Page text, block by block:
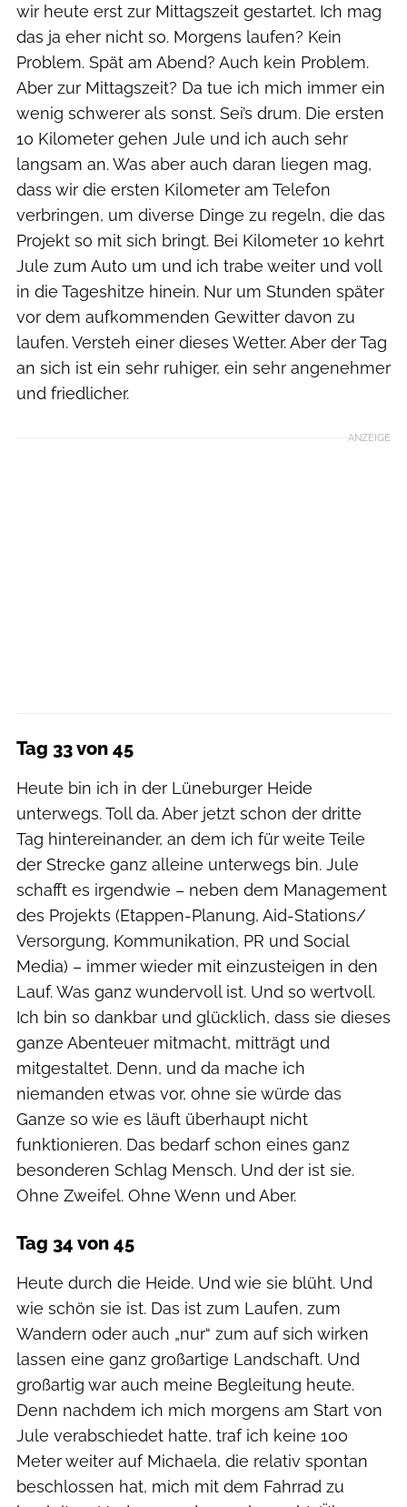
wir heute erst zur Mittagszeit gestartet. Ich mag
das ja eher nicht so. Morgens laufen? Kein
Problem. Spät am Abend? Auch kein Problem.
Aber zur Mittagszeit? Da tue ich mich immer ein
wenig schwerer als sonst. Sei’s drum. Die ersten
10 Kilometer gehen Jule und ich auch sehr
langsam an. Was aber auch daran liegen mag,
dass wir die ersten Kilometer am Telefon
verbringen, um diverse Dinge zu regeln, die das
Projekt so mit sich bringt. Bei Kilometer 10 kehrt
Jule zum Auto um und ich trabe weiter und voll
in die Tageshitze hinein. Nur um Stunden später
vor dem aufkommenden Gewitter davon zu
laufen. Versteh einer dieses Wetter. Aber der Tag
an sich ist ein sehr ruhiger, ein sehr angenehmer
und friedlicher.
ANZEIGE
Tag 33 von 45
Heute bin ich in der Lüneburger Heide
unterwegs. Toll da. Aber jetzt schon der dritte
Tag hintereinander, an dem ich für weite Teile
der Strecke ganz alleine unterwegs bin. Jule
schafft es irgendwie – neben dem Management
des Projekts (Etappen-Planung, Aid-Stations/
Versorgung, Kommunikation, PR und Social
Media) – immer wieder mit einzusteigen in den
Lauf. Was ganz wundervoll ist. Und so wertvoll.
Ich bin so dankbar und glücklich, dass sie dieses
ganze Abenteuer mitmacht, mitträgt und
mitgestaltet. Denn, und da mache ich
niemanden etwas vor, ohne sie würde das
Ganze so wie es läuft überhaupt nicht
funktionieren. Das bedarf schon eines ganz
besonderen Schlag Mensch. Und der ist sie.
Ohne Zweifel. Ohne Wenn und Aber.
Tag 34 von 45
Heute durch die Heide. Und wie sie blüht. Und
wie schön sie ist. Das ist zum Laufen, zum
Wandern oder auch „nur“ zum auf sich wirken
lassen eine ganz großartige Landschaft. Und
großartig war auch meine Begleitung heute.
Denn nachdem ich mich morgens am Start von
Jule verabschiedet hatte, traf ich keine 100
Meter weiter auf Michaela, die relativ spontan
beschlossen hat, mich mit dem Fahrrad zu